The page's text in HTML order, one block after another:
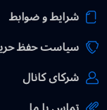
شرایط و ضوابط
سیاست حفظ
شرکای کانال